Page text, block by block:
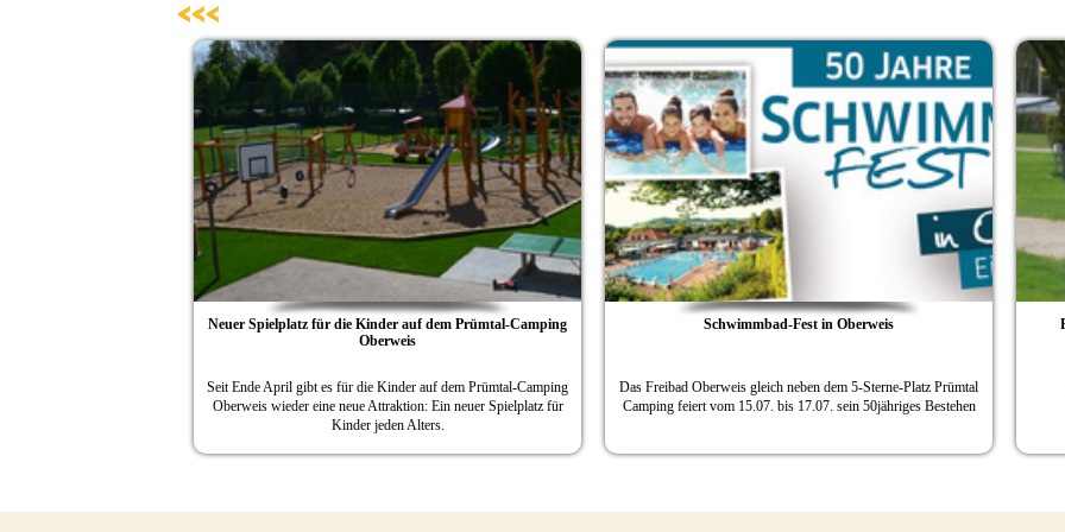
Schwimmbad-Fest in Oberweis
Das Freibad Oberweis gleich neben dem 5-Sterne-Platz Prümtal
Camping feiert vom 15.07. bis 17.07. sein 50jähriges Bestehen
Prümtal-Camping Oberweis erhält Auszeichnung
Ministerin Eveline Lemke überreichte die Urkunde
<<<